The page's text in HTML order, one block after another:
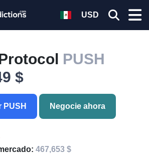
USD
PUSH
$
PUSH Negocie ahora
467,653 $